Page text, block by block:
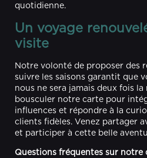
quotidienne.
Un voyage
visite
Notre volonté de proposer des
suivre les saisons garantit que
nous ne sera jamais deux fois la
bousculer notre carte pour
influences et répondre à la
clients fidèles. Venez partager
et participer à cette belle
Questions fréquentes sur notre